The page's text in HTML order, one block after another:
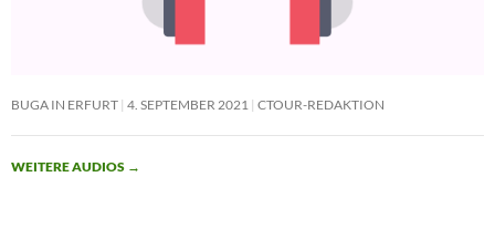
BUGA IN ERFURT 4. SEPTEMBER 2021 CTOUR-REDAKTION
WEITERE AUDIOS →